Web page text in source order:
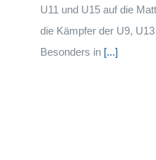
U11 und U15 auf die
die Kämpfer der U9,
Besonders in [...]